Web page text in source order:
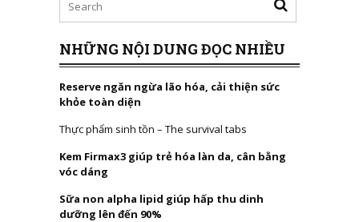
NHỮNG NỘI DUNG ĐỌC NHIỀU
Reserve ngăn ngừa lão hóa, cải thiện sức
khỏe toàn diện
Thực phẩm sinh tồn – The survival tabs
Kem Firmax3 giúp trẻ hóa làn da, cân bằng
vóc dáng
Sữa non alpha lipid giúp hấp thu dinh
dưỡng lên đến 90%